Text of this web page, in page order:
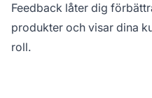
Feedback låter dig
produkter och visar dina
roll.